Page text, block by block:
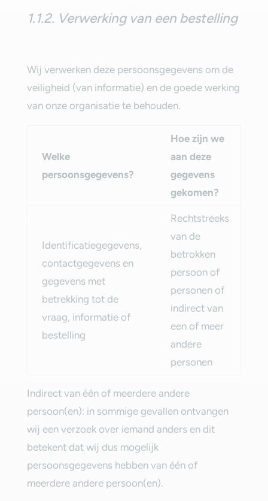
‎1.1.2. Verwerking van een bestelling‎
‎Wij verwerken deze persoonsgegevens om de
veiligheid (van informatie) en de goede werking
van onze organisatie te behouden.‎
Welke
persoonsgegevens?‎
Hoe zijn we
aan deze
gegevens
gekomen?‎
Identificatiegegevens,
contactgegevens en
gegevens met
betrekking tot de
vraag, informatie of
bestelling‎
Rechtstreeks
van de
betrokken
persoon of
personen of
indirect van
een of meer
andere
personen
Indirect van één of meerdere andere
persoon(en): in sommige gevallen ontvangen
wij een verzoek over iemand anders en dit
betekent dat wij dus mogelijk
persoonsgegevens hebben van één of
meerdere andere persoon(en).‎